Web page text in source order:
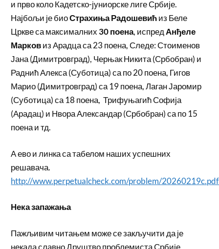
и прво коло Кадетско-јуниорске лиге Србије.
Најбољи је биоСтрахиња Радошевићиз Беле
Цркве са максималних 30 поена, испредАнђеле
Марковиз Арадца са 23 поена, Следе: Стоименов
Јана (Димитровград), Черњак Никита (Србобран) и
Раднић Алекса (Суботица) са по 20 поена, Гигов
Марио (Димитровград) са 19 поена, Лаган Јаромир
(Суботица) са 18 поена, Трифуњагић Софија
(Арадац) и Нвора Александар (Србобран) са по 15
поена и тд.
А ево и линка са табелом наших успешних
решавача.
http://www.perpetualcheck.com/problem/20260219c.pdf
Нека запажања
Пажљивим читањем може се закључити да је
некада славно Друштво проблемиста Србије